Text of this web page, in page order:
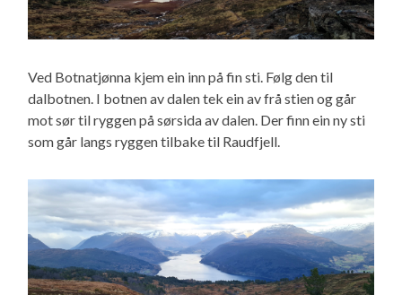
Ved Botnatjønna kjem ein inn på fin sti. Følg den til
dalbotnen. I botnen av dalen tek ein av frå stien og går
mot sør til ryggen på sørsida av dalen. Der finn ein ny sti
som går langs ryggen tilbake til Raudfjell.